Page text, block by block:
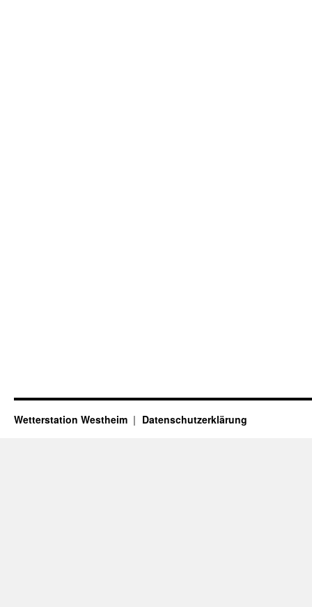
Wetterstation Westheim Datenschutzerklärung